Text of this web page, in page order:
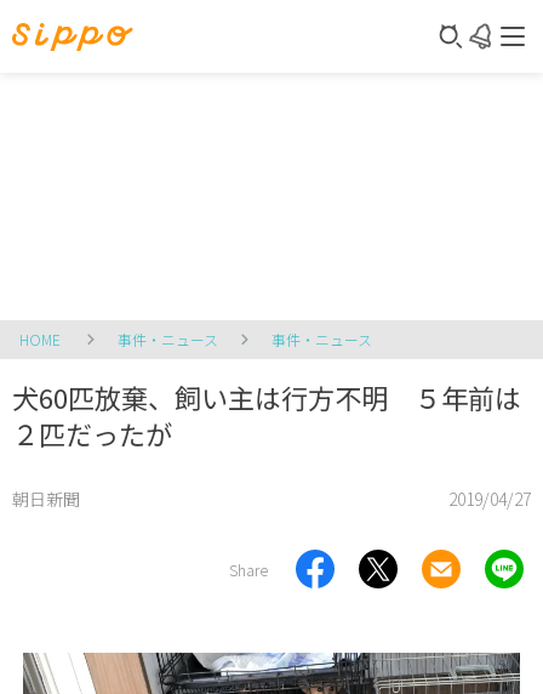
HOME 事件・ニュース 事件・ニュース
犬60匹放棄、飼い主は行方不明 ５年前は
２匹だったが
朝日新聞 2019/04/27
Share